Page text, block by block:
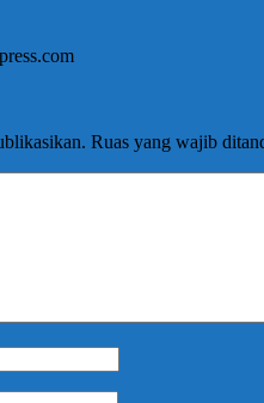
Ruas yang wajib